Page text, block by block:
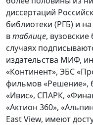
диссертаций
библиотеки (РГБ) и
втаблице,
случаях
издательства МИФ,
«Континент», ЭБС
фильмов «Решение»,
«Ивис», СПАРК,
«Актион 360»,
East View, имеют